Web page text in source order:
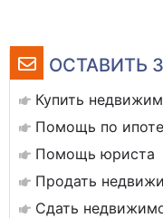
ОСТАВИТЬ
Купить
Помощь по
Помощь юриста
Продать
Сдать